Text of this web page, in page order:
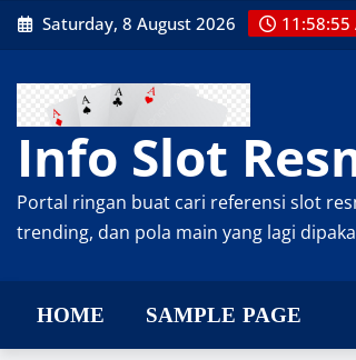
Skip Saturday, 8 August 2026 11:58:56
Info Slot
Portal ringan buat cari referensi slot
trending, dan pola main yang lagi
HOME SAMPLE PAGE